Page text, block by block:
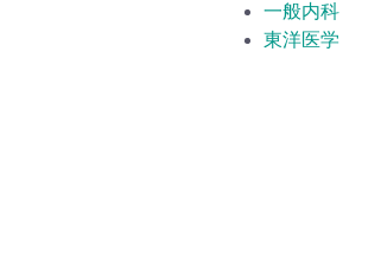
一般内科
東洋医学